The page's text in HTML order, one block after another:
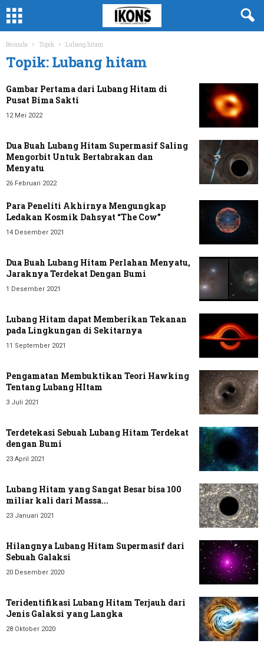
Beranda Topik Lubang hitam
Topik: Lubang hitam
Gambar Pertama dari Lubang Hitam di
Pusat Bima Sakti
12 Mei 2022
Dua Buah Lubang Hitam Supermasif Saling
Mengorbit Untuk Bertabrakan dan
Menyatu
26 Februari 2022
Para Peneliti Akhirnya Mengungkap
Ledakan Kosmik Dahsyat “The Cow”
14 Desember 2021
Dua Buah Lubang Hitam Perlahan Menyatu,
Jaraknya Terdekat Dengan Bumi
1 Desember 2021
Lubang Hitam dapat Memberikan Tekanan
pada Lingkungan di Sekitarnya
11 September 2021
Pengamatan Membuktikan Teori Hawking
Tentang Lubang HItam
3 Juli 2021
Terdetekasi Sebuah Lubang Hitam Terdekat
dengan Bumi
23 April 2021
Lubang Hitam yang Sangat Besar bisa 100
miliar kali dari Massa...
23 Januari 2021
Hilangnya Lubang Hitam Supermasif dari
Sebuah Galaksi
20 Desember 2020
Teridentifikasi Lubang Hitam Terjauh dari
Jenis Galaksi yang Langka
28 Oktober 2020